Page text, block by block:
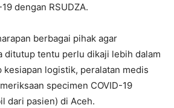
dengan RSUDZA.
berbagai pihak agar
ditutup tentu perlu dikaji lebih dalam
kesiapan logistik, peralatan medis
specimen COVID-19
dari pasien) di Aceh.